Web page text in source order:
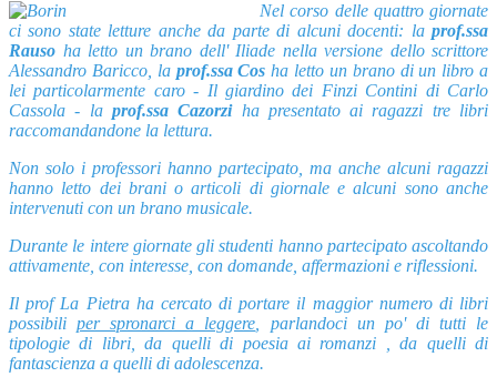
Nel corso delle quattro giornate
ci sono state letture anche da parte di alcuni docenti: la prof.ssa
Rauso ha letto un brano dell' Iliade nella versione dello scrittore
Alessandro Baricco, la prof.ssa Cos ha letto un brano di un libro a
lei particolarmente caro - Il giardino dei Finzi Contini di Carlo
Cassola - la prof.ssa Cazorzi ha presentato ai ragazzi tre libri
raccomandandone la lettura.
Non solo i professori hanno partecipato, ma anche alcuni ragazzi
hanno letto dei brani o articoli di giornale e alcuni sono anche
intervenuti con un brano musicale.
Durante le intere giornate gli studenti hanno partecipato ascoltando
attivamente, con interesse, con domande, affermazioni e riflessioni.
Il prof La Pietra ha cercato di portare il maggior numero di libri
possibiliper spronarci a leggere , parlandoci un po' di tutti le
tipologie di libri, da quelli di poesia ai romanzi , da quelli di
fantascienza a quelli di adolescenza.